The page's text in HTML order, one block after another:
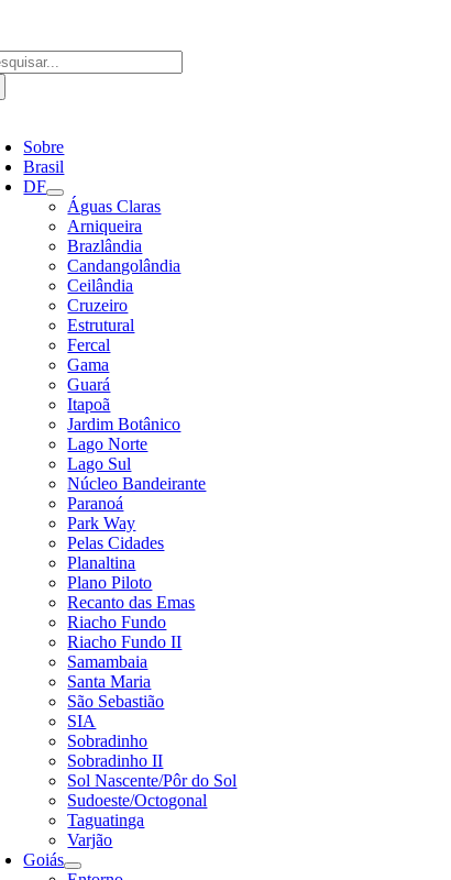
o
conteúdo
Sobre
Brasil
DF
Águas Claras
Arniqueira
Brazlândia
Candangolândia
Ceilândia
Cruzeiro
Estrutural
Fercal
Gama
Guará
Itapoã
Jardim Botânico
Lago Norte
Lago Sul
Núcleo Bandeirante
Paranoá
Park Way
Pelas Cidades
Planaltina
Plano Piloto
Recanto das Emas
Riacho Fundo
Riacho Fundo II
Samambaia
Santa Maria
São Sebastião
SIA
Sobradinho
Sobradinho II
Sol Nascente/Pôr do Sol
Sudoeste/Octogonal
Taguatinga
Varjão
Goiás